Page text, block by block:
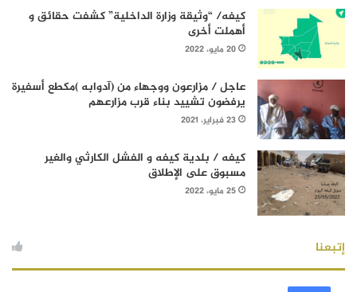
كيفه/ “وثيقة وزارة الداخلية” كشفت حقائق و
أهملت أخرى
20 مايو، 2022
عاجل / مزارعون ووجهاء من (آدوابه )مكطع أسفيرة
يرفضون تشييد بناء قرب مزارعهم
23 فبراير، 2021
كيفه / بلدية كيفه و الفشل الكارثي والغير
مسبوق على الإطلاق
25 مايو، 2022
إتبعنا